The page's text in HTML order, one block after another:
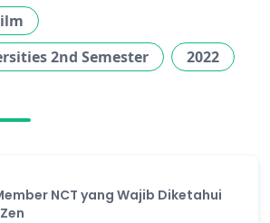
2nd Semester
2022
NCT yang Wajib Diketahui